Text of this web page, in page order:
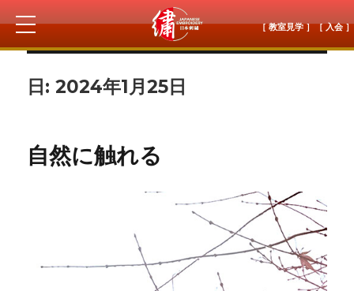
［ 教室見学 ］［ 入会 ］
日:2024年1月25日
自然に触れる